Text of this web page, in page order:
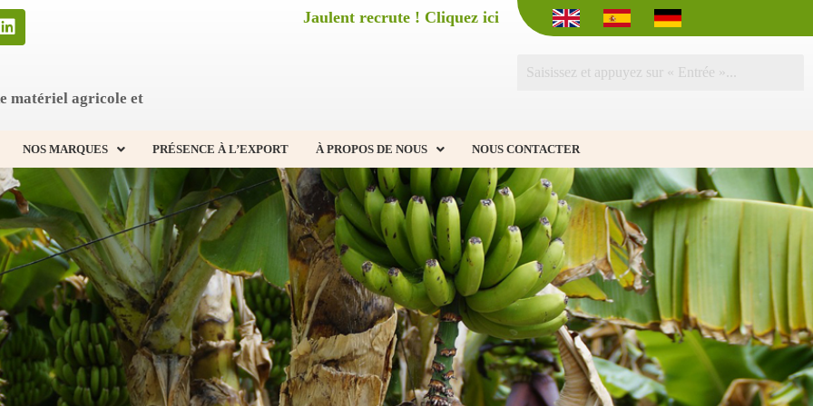
matériel agricole et
Jaulent recrute ! Cliquez ici
NOS MARQUES PRÉSENCE À L’EXPORT À PROPOS DE NOUS NOUS CONTACTER